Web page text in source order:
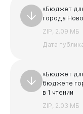
Горожанам
«Бюджет
города
ZIP, 2.09 МБ
Дата
«Бюджет
бюджете
в 1 чтении
ZIP, 2.03 МБ